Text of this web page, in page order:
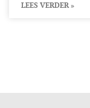
LEES VERDER »